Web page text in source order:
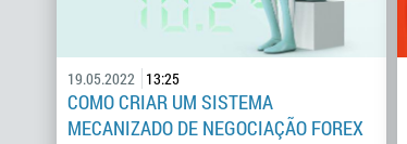
19.05.2022 13:25
COMO CRIAR UM SISTEMA
MECANIZADO DE NEGOCIAÇÃO FOREX